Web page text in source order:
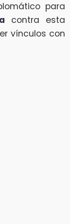
para
contra esta
vínculos con